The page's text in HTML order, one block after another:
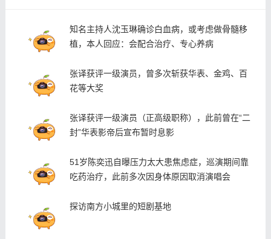
知名主持人沈玉琳确诊白血病，或考虑做骨髓移
植，本人回应：会配合治疗、专心养病
张译获评一级演员，曾多次斩获华表、金鸡、百
花等大奖
张译获评一级演员（正高级职称），此前曾在“二
封”华表影帝后宣布暂时息影
51岁陈奕迅自曝压力太大患焦虑症，巡演期间靠
吃药治疗，此前多次因身体原因取消演唱会
探访南方小城里的短剧基地